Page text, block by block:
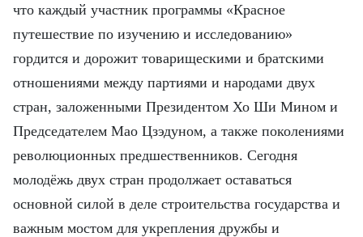
что каждый участник программы «Красное
путешествие по изучению и исследованию»
гордится и дорожит товарищескими и братскими
отношениями между партиями и народами двух
стран, заложенными Президентом Хо Ши Мином и
Председателем Мао Цзэдуном, а также поколениями
революционных предшественников. Сегодня
молодёжь двух стран продолжает оставаться
основной силой в деле строительства государства и
важным мостом для укрепления дружбы и